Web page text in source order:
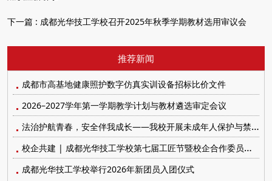
推荐新闻
成都市高基地健康照护数字仿真实训设备招标比价文件
2026–2027学年第一学期教学计划与教材遴选审定会议
法治护航青春，安全伴我成长——我校开展未成年人保护与禁毒防艾系列宣传教育活动
校企共建 | 成都光华技工学校第七届工匠节暨校企合作委员会顺利召开
成都光华技工学校举行2026年新团员入团仪式
下一篇 : 成都光华技工学校召开2025年秋季学期教材选用审议会